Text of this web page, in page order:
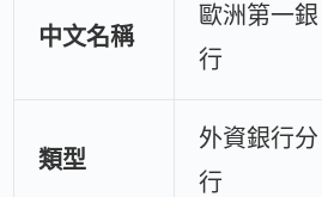
中文名稱
歐洲第一銀
行
類型
外資銀行分
行